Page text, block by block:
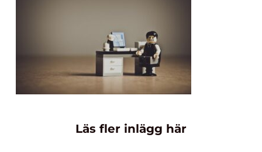
Läs fler inlägg här